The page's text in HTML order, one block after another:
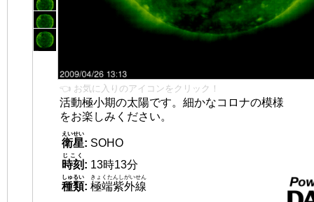
👈 お気に入りのアイコンをクリック！
活動極小期の太陽です。細かなコロナの模様
をお楽しみください。
衛星
えいせい
: SOHO
時刻
じこく
: 13時13分
種類
しゅるい
: 極端紫外線
きょくたんしがいせん